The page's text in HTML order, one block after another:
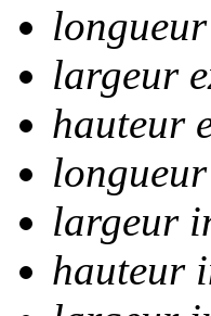
largeur
hauteur
largeur
hauteur